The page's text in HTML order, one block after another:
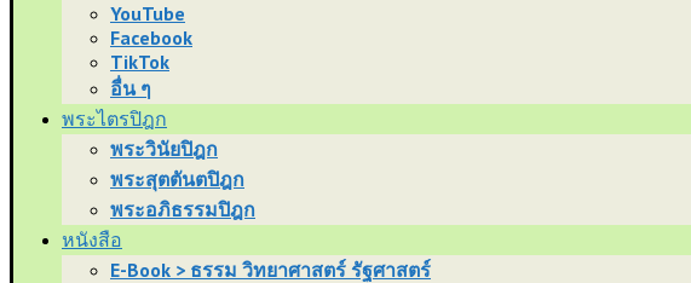
YouTube
Facebook
TikTok
อื่น ๆ
พระไตรปิฎก
พระวินัยปิฎก
พระสุตตันตปิฎก
พระอภิธรรมปิฎก
หนังสือ
E-Book > ธรรม วิทยาศาสตร์ รัฐศาสตร์